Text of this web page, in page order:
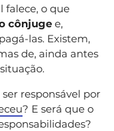
falece, o que
cônjuge e,
las. Existem,
de, ainda antes
responsável por
? E será que o